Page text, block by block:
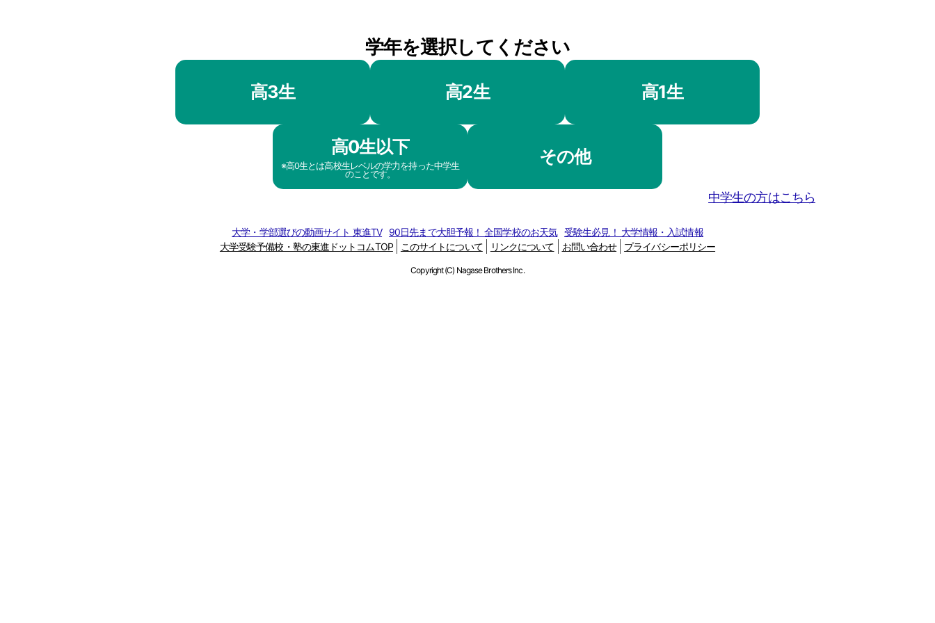
学年を選択してください
高3生 高2生 高1生
高0生以下
※高0生とは高校生レベルの学力を持った中学生
のことです。
その他
中学生の方はこちら
大学・学部選びの動画サイト 東進TV 90日先まで大胆予報！ 全国学校のお天気 受験生必見！ 大学情報・入試情報
大学受験予備校・塾の東進ドットコムTOP
このサイトについて リンクについて お問い合わせ プライバシーポリシー
Copyright (C) Nagase Brothers Inc.